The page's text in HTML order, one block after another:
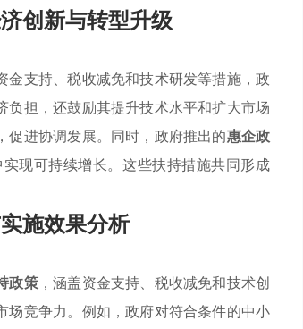
创新与转型升级
支持、税收减免和技术研发等措施，政
担，还鼓励其提升技术水平和扩大市场
促进协调发展。同时，政府推出的惠企政
现可持续增长。这些扶持措施共同形成
施效果分析
政策，涵盖资金支持、税收减免和技术创
竞争力。例如，政府对符合条件的中小